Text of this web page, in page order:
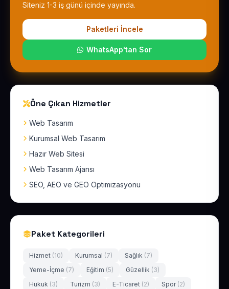
Siteniz 1-3 iş günü içinde yayında.
Paketleri İncele
WhatsApp'tan Sor
Öne Çıkan Hizmetler
Web Tasarım
Kurumsal Web Tasarım
Hazır Web Sitesi
Web Tasarım Ajansı
SEO, AEO ve GEO Optimizasyonu
Paket Kategorileri
Hizmet (10) Kurumsal (7) Sağlık (7)
Yeme-İçme (7) Eğitim (5) Güzellik (3)
Hukuk (3) Turizm (3) E-Ticaret (2) Spor (2)